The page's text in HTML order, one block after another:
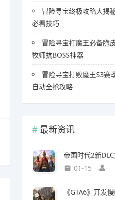
冒险寻宝终极攻略大揭
必看技巧
冒险寻宝打魔王必备脆
牧师抗BOSS神器
冒险寻宝打败魔王S3赛
自动全抢攻略
最新资讯
01-15